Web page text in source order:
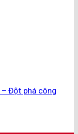
– Đột phá công